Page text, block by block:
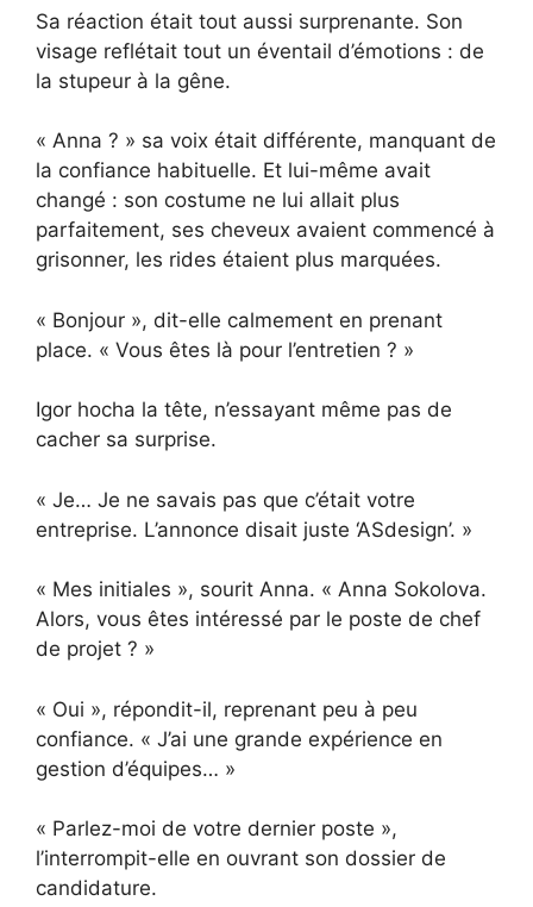
Sa réaction était tout aussi surprenante. Son
visage reflétait tout un éventail d’émotions : de
la stupeur à la gêne.
« Anna ? » sa voix était différente, manquant de
la confiance habituelle. Et lui-même avait
changé : son costume ne lui allait plus
parfaitement, ses cheveux avaient commencé à
grisonner, les rides étaient plus marquées.
« Bonjour », dit-elle calmement en prenant
place. « Vous êtes là pour l’entretien ? »
Igor hocha la tête, n’essayant même pas de
cacher sa surprise.
« Je… Je ne savais pas que c’était votre
entreprise. L’annonce disait juste ‘ASdesign’. »
« Mes initiales », sourit Anna. « Anna Sokolova.
Alors, vous êtes intéressé par le poste de chef
de projet ? »
« Oui », répondit-il, reprenant peu à peu
confiance. « J’ai une grande expérience en
gestion d’équipes… »
« Parlez-moi de votre dernier poste »,
l’interrompit-elle en ouvrant son dossier de
candidature.